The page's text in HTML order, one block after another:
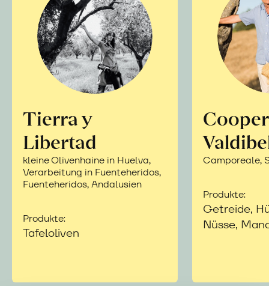
Tierra y
Libertad
kleine Olivenhaine in Huelva,
Verarbeitung in Fuenteheridos,
Fuenteheridos, Andalusien
Produkte:
Tafeloliven
Camporeale,
Produkte:
Getreide,
Nüsse,